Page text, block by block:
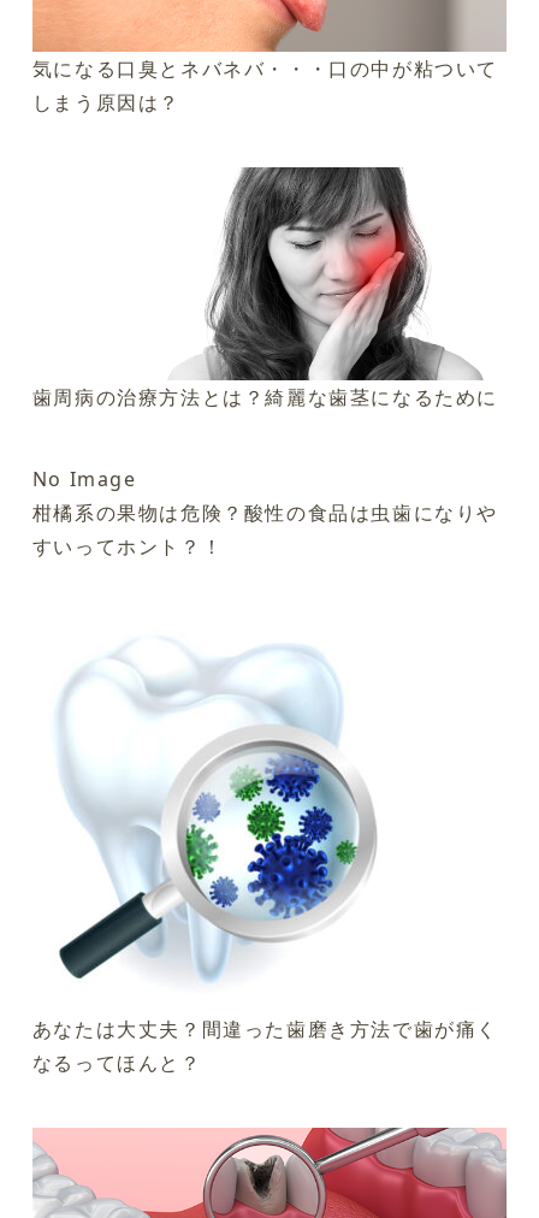
気になる口臭とネバネバ・・・口の中が粘ついて
しまう原因は？
歯周病の治療方法とは？綺麗な歯茎になるために
No Image
柑橘系の果物は危険？酸性の食品は虫歯になりや
すいってホント？！
あなたは大丈夫？間違った歯磨き方法で歯が痛く
なるってほんと？